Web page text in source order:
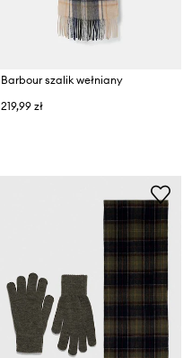
Barbour szalik wełniany
219,99 zł